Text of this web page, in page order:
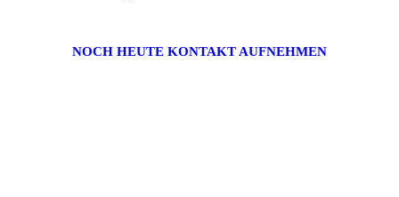
NOCH HEUTE KONTAKT AUFNEHMEN